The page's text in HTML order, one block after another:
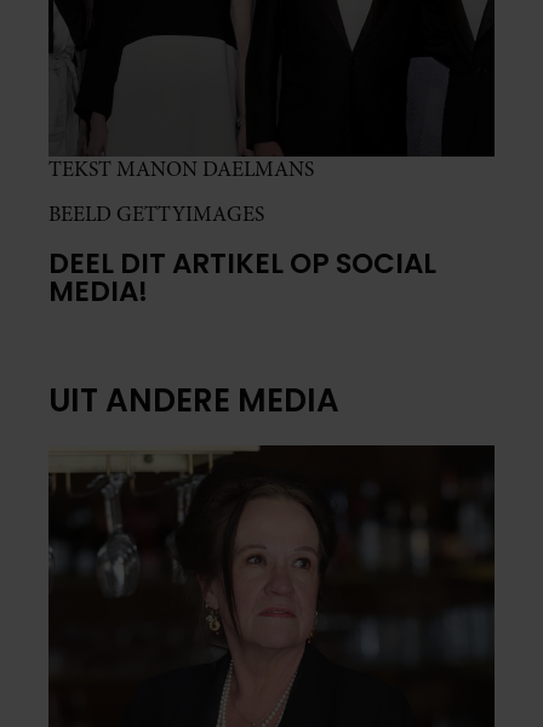
TEKST MANON DAELMANS
BEELD GETTYIMAGES
DEEL DIT ARTIKEL OP SOCIAL
MEDIA!
UIT ANDERE MEDIA